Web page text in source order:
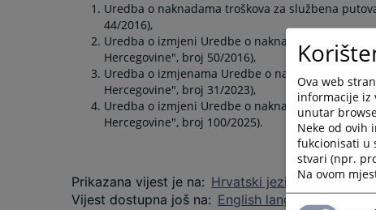
Uredba o naknadama troškova za službena
44/2016),
Uredba o izmjeni Uredbe o naknadama troškova
Hercegovine", broj 50/2016),
Uredba o izmjenama Uredbe o naknadama
Hercegovine", broj 31/2023),
Uredba o izmjeni Uredbe o naknadama troškova
Hercegovine", broj 100/2025).
Prikazana vijest je na: Hrvatski jezik
Vijest dostupna još na: English language
Ova web
informacije iz
unutar
Neke od ovih
fukcionisati u
stvari (npr.
Na ovom